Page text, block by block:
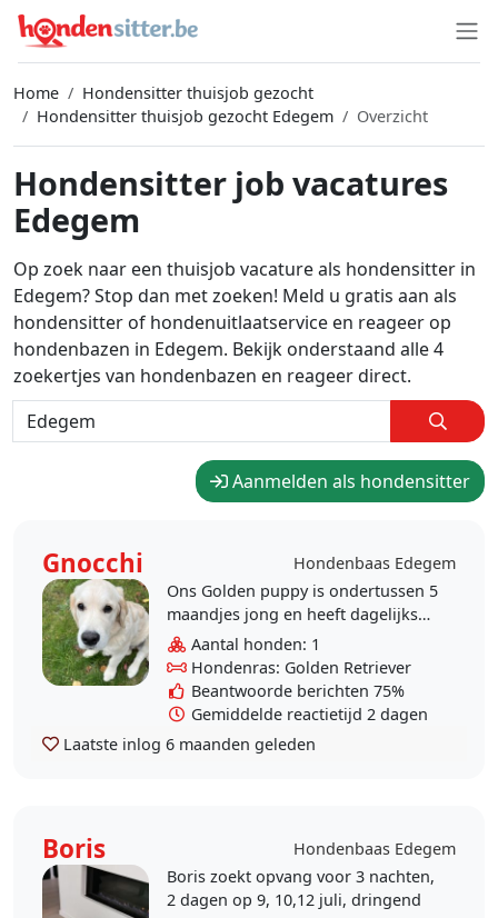
Home
Hondensitter thuisjob gezocht
Hondensitter thuisjob gezocht Edegem
Overzicht
Hondensitter job vacatures
Edegem
Op zoek naar een thuisjob vacature als hondensitter in
Edegem? Stop dan met zoeken! Meld u gratis aan als
hondensitter of hondenuitlaatservice en reageer op
hondenbazen in Edegem. Bekijk onderstaand alle 4
zoekertjes van hondenbazen en reageer direct.
Aanmelden als hondensitter
Gnocchi
Hondenbaas Edegem
Ons Golden puppy is ondertussen 5
maandjes jong en heeft dagelijks
een goede wandeling nodig wat
steeds een plezier is. Zowel met de
lange als met de..
Aantal honden: 1
Hondenras: Golden Retriever
Beantwoorde berichten 75%
Gemiddelde reactietijd 2 dagen
Laatste inlog 6 maanden geleden
Boris
Hondenbaas Edegem
Boris zoekt opvang voor 3 nachten,
2 dagen op 9, 10,12 juli, dringend